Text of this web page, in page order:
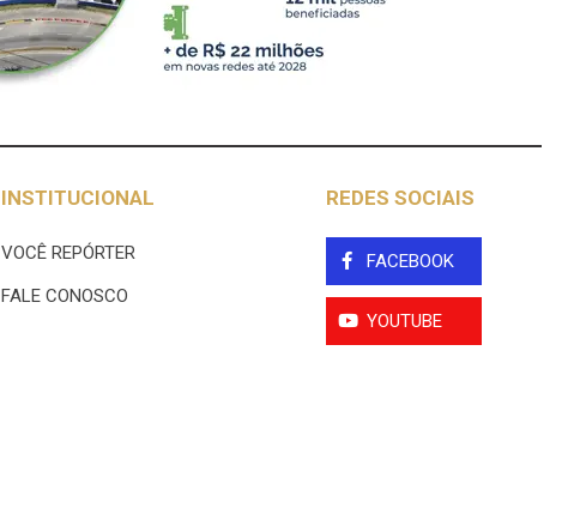
INSTITUCIONAL
VOCÊ REPÓRTER
FALE CONOSCO
REDES SOCIAIS
FACEBOOK
YOUTUBE